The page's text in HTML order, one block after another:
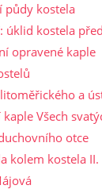
půdy kostela
kostela
opravené kaple
a
Všech
otce
kolem kostela II.